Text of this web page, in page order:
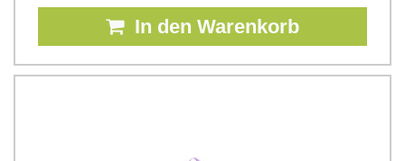
In den Warenkorb